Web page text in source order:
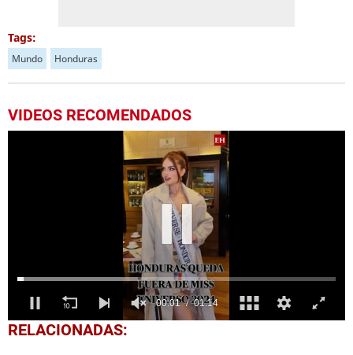
Tags:
Mundo Honduras
VIDEOS RECOMENDADOS
0
seconds
00:02 01:14
RELACIONADAS: